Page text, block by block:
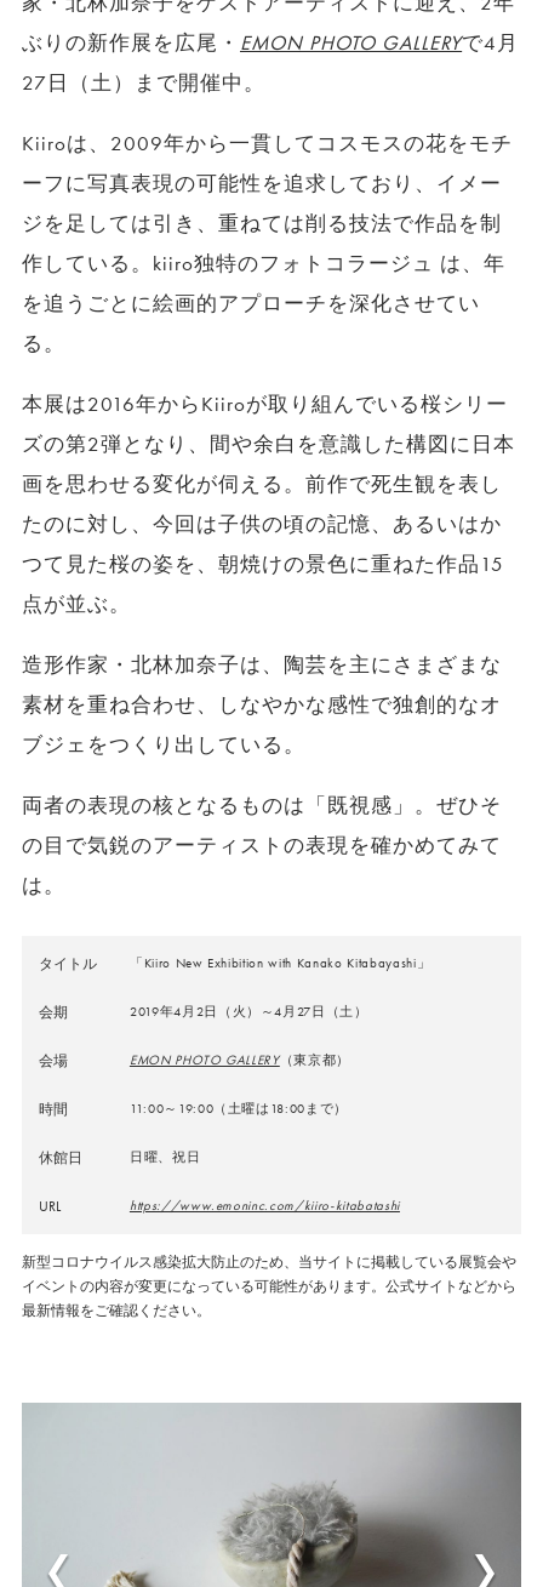
ぶりの新作展を広尾・ EMON PHOTO GALLERYで4月
27日（土）まで開催中。
Kiiroは、2009年から一貫してコスモスの花をモチ
ーフに写真表現の可能性を追求しており、イメー
ジを足しては引き、重ねては削る技法で作品を制
作している。kiiro独特のフォトコラージュ は、年
を追うごとに絵画的アプローチを深化させてい
る。
本展は2016年からKiiroが取り組んでいる桜シリー
ズの第2弾となり、間や余白を意識した構図に日本
画を思わせる変化が伺える。前作で死生観を表し
たのに対し、今回は子供の頃の記憶、あるいはか
つて見た桜の姿を、朝焼けの景色に重ねた作品15
点が並ぶ。
造形作家・北林加奈子は、陶芸を主にさまざまな
素材を重ね合わせ、しなやかな感性で独創的なオ
ブジェをつくり出している。
両者の表現の核となるものは「既視感」。ぜひそ
の目で気鋭のアーティストの表現を確かめてみて
は。
タイトル 「Kiiro New Exhibition with Kanako Kitabayashi」
会期 2019年4月2日（火）～4月27日（土）
会場 EMON PHOTO GALLERY（東京都）
時間 11:00～19:00（土曜は18:00まで）
休館日 日曜、祝日
URL https://www.emoninc.com/kiiro-kitabatashi
新型コロナウイルス感染拡大防止のため、当サイトに掲載している展覧会や
イベントの内容が変更になっている可能性があります。公式サイトなどから
最新情報をご確認ください。